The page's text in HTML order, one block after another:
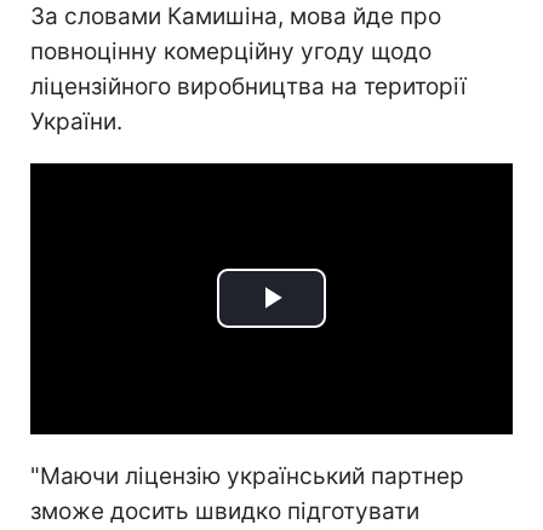
За словами Камишіна, мова йде про
повноцінну комерційну угоду щодо
ліцензійного виробництва на території
України.
Play
"Маючи ліцензію український партнер
зможе досить швидко підготувати